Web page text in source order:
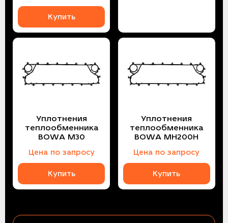
Купить
Уплотнения
теплообменника
BOWA M30
Цена по запросу
Купить
Уплотнения
теплообменника
BOWA MH200H
Цена по запросу
Купить